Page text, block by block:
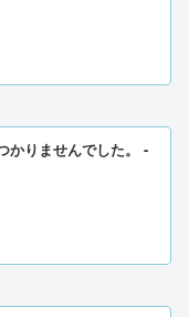
かりませんでした。 -